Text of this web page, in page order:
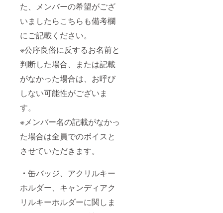
た、メンバーの希望がござ
いましたらこちらも備考欄
にご記載ください。
※公序良俗に反するお名前と
判断した場合、または記載
がなかった場合は、お呼び
しない可能性がございま
す。
※メンバー名の記載がなかっ
た場合は全員でのボイスと
させていただきます。
・ 缶バッジ、アクリルキー
ホルダー、キャンディアク
リルキーホルダーに関しま